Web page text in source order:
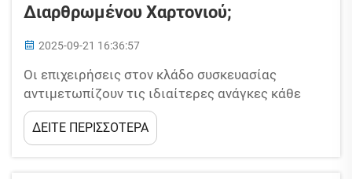
Διαρθρωμένου Χαρτονιού;
2025-09-21 16:36:57
Οι επιχειρήσεις στον κλάδο συσκευασίας
αντιμετωπίζουν τις ιδιαίτερες ανάγκες κάθε
πελάτη, συχνά εξειδικεύοντας στη μεταφορά
ευάλωτων ηλεκτρονικών, βιομηχανικών
εξαρτημάτων, μικρών προσαρμοσμένων κουτιών,
ΔΕΙΤΕ ΠΕΡΙΣΣΟΤΕΡΑ